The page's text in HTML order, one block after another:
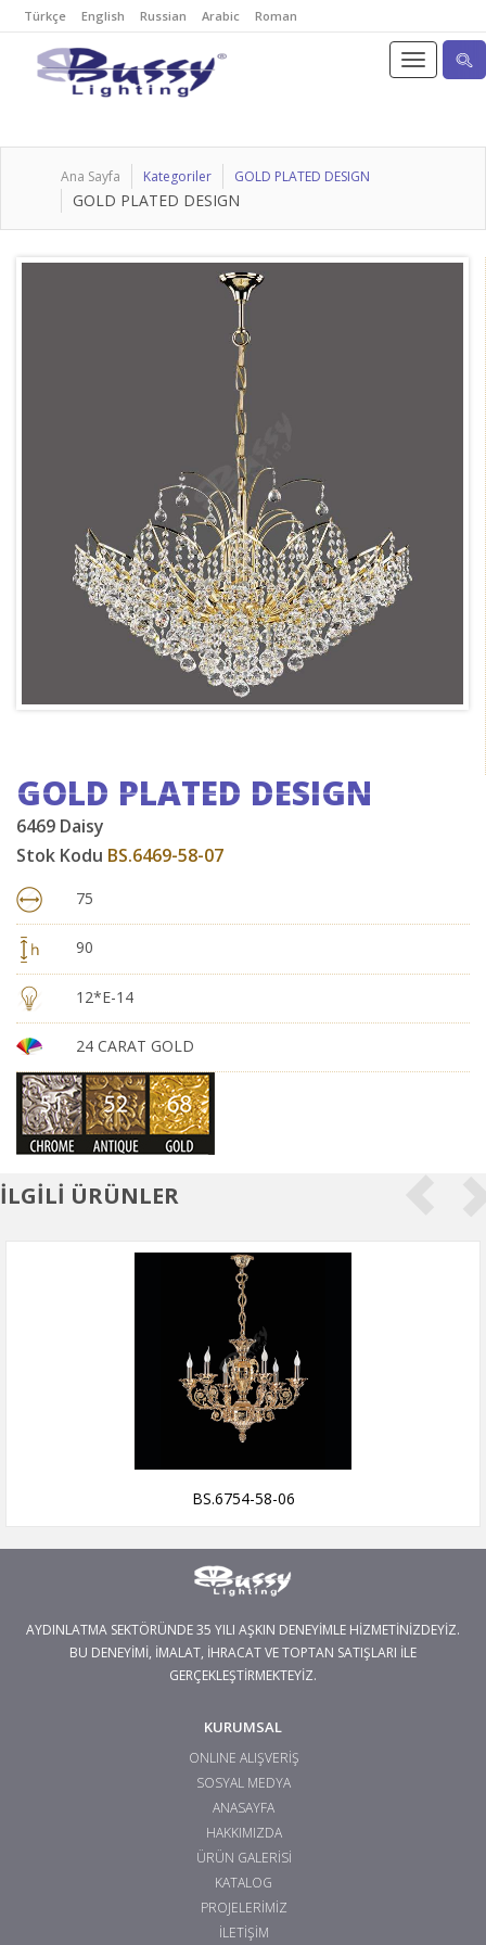
Türkçe English Russian Arabic Roman
Ana Sayfa Kategoriler GOLD PLATED DESIGN
GOLD PLATED DESIGN
GOLD PLATED DESIGN
6469 Daisy
Stok Kodu BS.6469-58-07
75
90
12*E-14
24 CARAT GOLD
İLGİLİ ÜRÜNLER
BS.6754-58-06
AYDINLATMA SEKTÖRÜNDE 35 YILI AŞKIN DENEYİMLE HİZMETİNİZDEYİZ.
BU DENEYİMİ, İMALAT, İHRACAT VE TOPTAN SATIŞLARI İLE
GERÇEKLEŞTİRMEKTEYİZ.
KURUMSAL
ONLINE ALIŞVERİŞ
SOSYAL MEDYA
ANASAYFA
HAKKIMIZDA
ÜRÜN GALERİSİ
KATALOG
PROJELERİMİZ
İLETİŞİM